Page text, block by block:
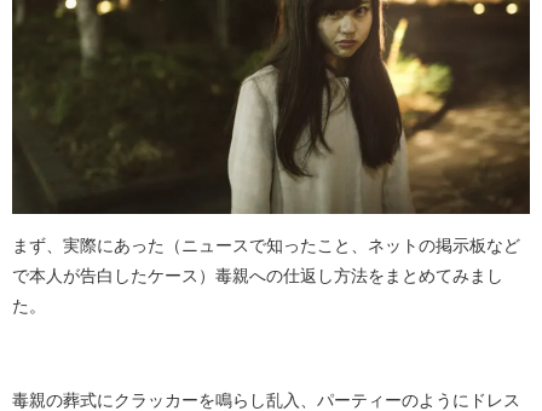
まず、実際にあった（ニュースで知ったこと、ネットの掲示板など
で本人が告白したケース）毒親への仕返し方法をまとめてみまし
た。
毒親の葬式にクラッカーを鳴らし乱入、パーティーのようにドレス